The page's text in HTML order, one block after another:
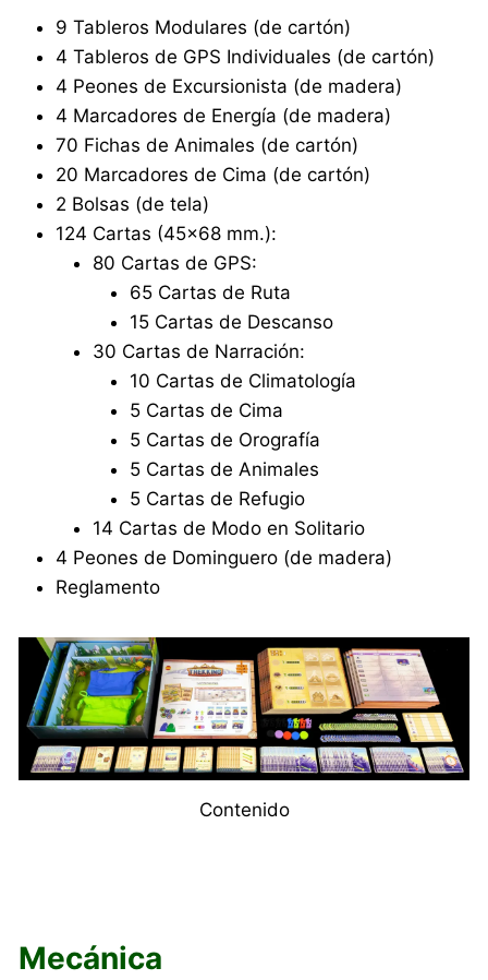
9 Tableros Modulares (de cartón)
4 Tableros de GPS Individuales (de cartón)
4 Peones de Excursionista (de madera)
4 Marcadores de Energía (de madera)
70 Fichas de Animales (de cartón)
20 Marcadores de Cima (de cartón)
2 Bolsas (de tela)
124 Cartas (45×68 mm.):
80 Cartas de GPS:
65 Cartas de Ruta
15 Cartas de Descanso
30 Cartas de Narración:
10 Cartas de Climatología
5 Cartas de Cima
5 Cartas de Orografía
5 Cartas de Animales
5 Cartas de Refugio
14 Cartas de Modo en Solitario
4 Peones de Dominguero (de madera)
Reglamento
Contenido
Mecánica